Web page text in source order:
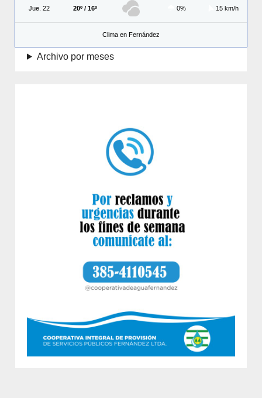
Jue. 22 20º / 16º 0% 15 km/h
Clima en Fernández
Archivo por meses